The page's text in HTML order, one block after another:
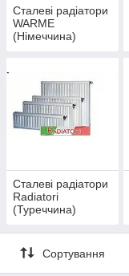
Сталеві радіатори
WARME
(Німеччина)
Сталеві радіатори
Radiatori
(Туреччина)
Сортування